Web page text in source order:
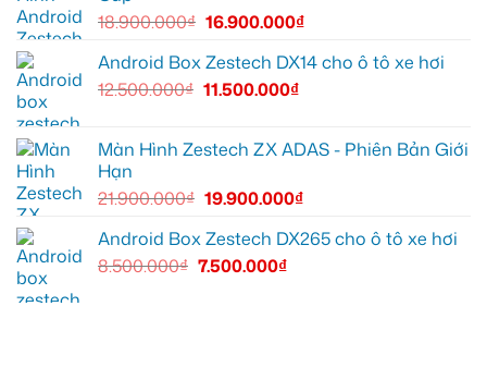
18.900.000₫ 16.900.000₫
Android Box Zestech DX14 cho ô tô xe hơi
12.500.000₫ 11.500.000₫
Màn Hình Zestech ZX ADAS - Phiên Bản Giới
Hạn
21.900.000₫ 19.900.000₫
Android Box Zestech DX265 cho ô tô xe hơi
8.500.000₫ 7.500.000₫